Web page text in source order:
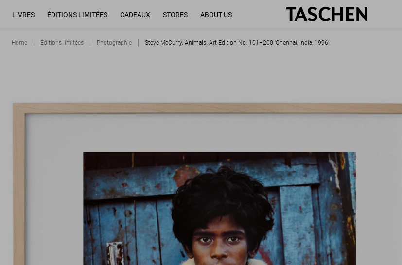
LIVRES ÉDITIONS LIMITÉES CADEAUX STORES ABOUT US
Home Éditions limitées Photographie Steve McCurry. Animals. Art Edition No. 101–200 ‘Chennai, India, 1996’